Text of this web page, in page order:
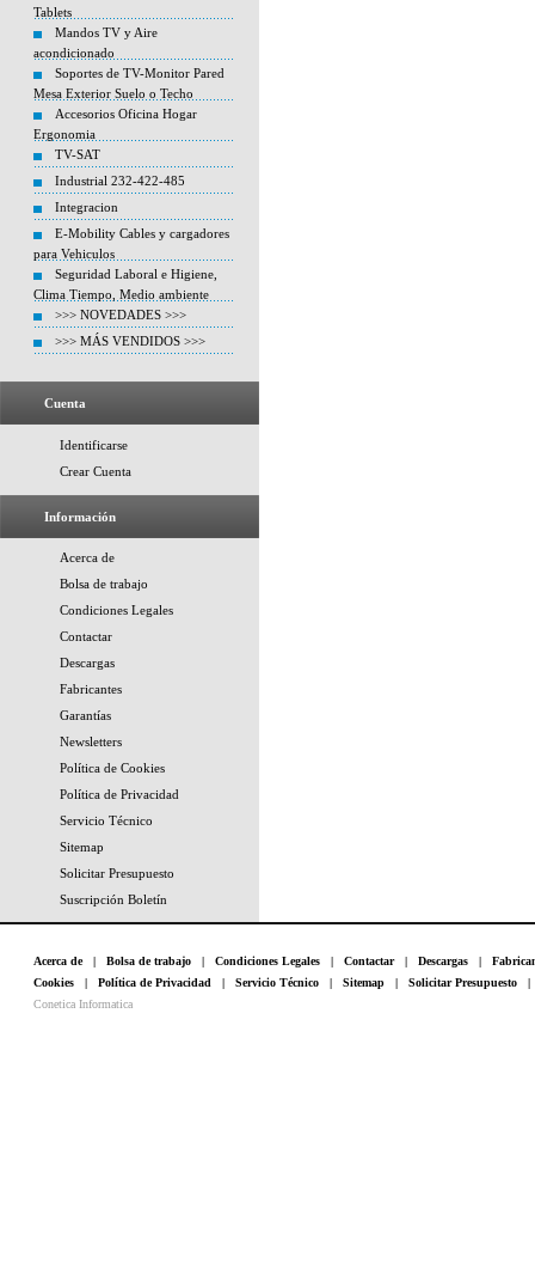
Tablets
Mandos TV y Aire
acondicionado
Soportes de TV-Monitor Pared
Mesa Exterior Suelo o Techo
Accesorios Oficina Hogar
Ergonomia
TV-SAT
Industrial 232-422-485
Integracion
E-Mobility Cables y cargadores
para Vehiculos
Seguridad Laboral e Higiene,
Clima Tiempo, Medio ambiente
>>> NOVEDADES >>>
>>> MÁS VENDIDOS >>>
Cuenta
Identificarse
Crear Cuenta
Información
Acerca de
Bolsa de trabajo
Condiciones Legales
Contactar
Descargas
Fabricantes
Garantías
Newsletters
Política de Cookies
Política de Privacidad
Servicio Técnico
Sitemap
Solicitar Presupuesto
Suscripción Boletín
Acerca de| Bolsa de trabajo | Condiciones Legales | Contactar| Descargas |
Cookies | Política de Privacidad | Servicio Técnico | Sitemap | Solicitar Presupuesto
Conetica Informatica